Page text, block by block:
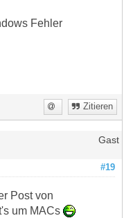
Fehler
Zitieren
Gast
#19
Post von
um MACs